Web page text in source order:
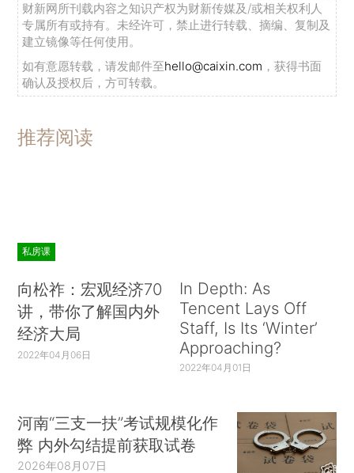
财新网所刊载内容之知识产权为财新传媒及/或相关权利人
专属所有或持有。未经许可，禁止进行转载、摘编、复制及
建立镜像等任何使用。
如有意愿转载，请发邮件至hello@caixin.com ，获得书面
确认及授权后，方可转载。
推荐阅读
私房课
向松祚：宏观经济70
讲，带你了解国内外
经济大局
2022年04月06日
In Depth: As
Tencent Lays Off
Staff, Is Its ‘Winter’
Approaching?
2022年04月01日
河南“三支一扶”考试规模化作
弊 内外勾结提前获取试卷
2026年08月07日